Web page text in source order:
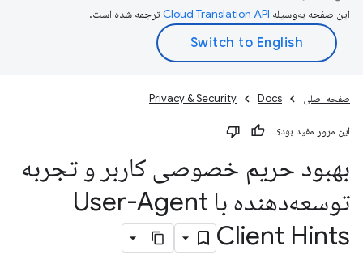
این صفحه به‌وسیله ترجمه شده است.
صفحه اصلی Docs
Privacy & Security
این مرور مفید بود؟
بهبود حریم خصوصی کاربر و تجربه
توسعه‌دهنده با User-Agent
Client Hints